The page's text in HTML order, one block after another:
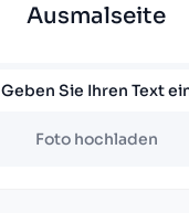
Ausmalseite
Geben Sie Ihren Text
Foto hochladen